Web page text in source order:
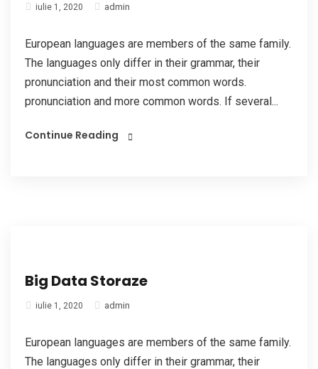
iulie 1, 2020 admin
European languages are members of the same family.
The languages only differ in their grammar, their
pronunciation and their most common words.
pronunciation and more common words. If several...
Continue Reading
Big Data Storaze
iulie 1, 2020 admin
European languages are members of the same family.
The languages only differ in their grammar, their